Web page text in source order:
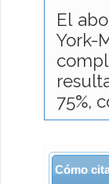
El
75%,
Cómo